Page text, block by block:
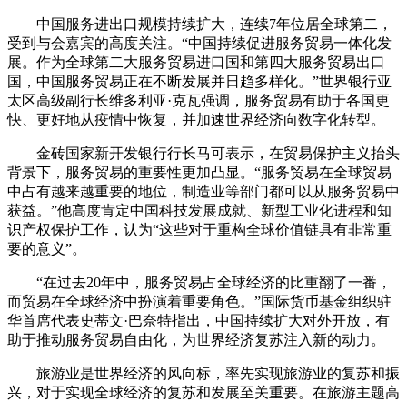
中国服务进出口规模持续扩大，连续7年位居全球第二，
受到与会嘉宾的高度关注。“中国持续促进服务贸易一体化发
展。作为全球第二大服务贸易进口国和第四大服务贸易出口
国，中国服务贸易正在不断发展并日趋多样化。”世界银行亚
太区高级副行长维多利亚·克瓦强调，服务贸易有助于各国更
快、更好地从疫情中恢复，并加速世界经济向数字化转型。
金砖国家新开发银行行长马可表示，在贸易保护主义抬头
背景下，服务贸易的重要性更加凸显。“服务贸易在全球贸易
中占有越来越重要的地位，制造业等部门都可以从服务贸易中
获益。”他高度肯定中国科技发展成就、新型工业化进程和知
识产权保护工作，认为“这些对于重构全球价值链具有非常重
要的意义”。
“在过去20年中，服务贸易占全球经济的比重翻了一番，
而贸易在全球经济中扮演着重要角色。”国际货币基金组织驻
华首席代表史蒂文·巴奈特指出，中国持续扩大对外开放，有
助于推动服务贸易自由化，为世界经济复苏注入新的动力。
旅游业是世界经济的风向标，率先实现旅游业的复苏和振
兴，对于实现全球经济的复苏和发展至关重要。在旅游主题高